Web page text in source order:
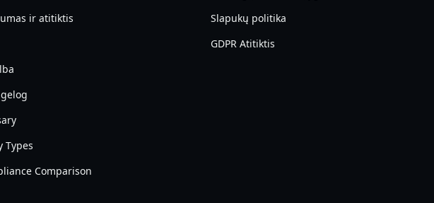
ir atitiktis
Types
Comparison
Slapukų politika
GDPR Atitiktis